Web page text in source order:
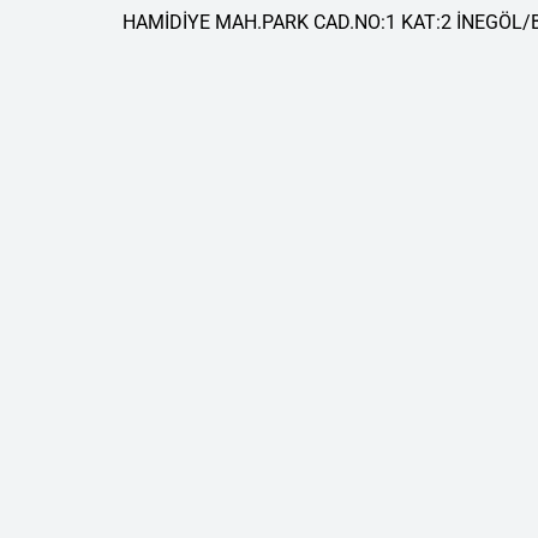
HAMİDİYE MAH.PARK CAD.NO:1 KAT:2 İNEGÖL/